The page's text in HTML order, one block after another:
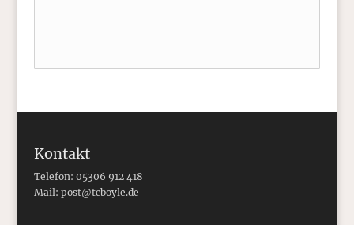
Kontakt
Telefon: 05306 912 418
Mail: post@tcboyle.de